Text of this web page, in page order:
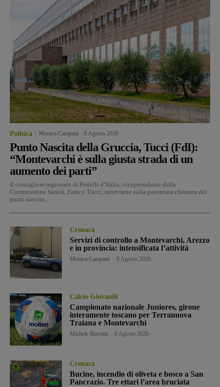
Politica Monica Campani 8 Agosto 2026
Punto Nascita della Gruccia, Tucci (FdI):
“Montevarchi è sulla giusta strada di un
aumento dei parti”
Il consigliere regionale di Fratelli d’Italia, vicepresidente della
Commissione Sanità, Enrico Tucci, interviene sulla paventata chiusura dei
punti nascita...
Cronaca
Servizi di controllo a Montevarchi, Arezzo
e in provincia: intensificata l’attività
Monica Campani 8 Agosto 2026
Calcio Giovanili
Campionato nazionale Juniores, girone
interamente toscano per Terranuova
Traiana e Montevarchi
Michele Bossini 8 Agosto 2026
Cronaca
Bucine, incendio di oliveta e bosco a San
Pancrazio. Tre ettari l’area bruciata